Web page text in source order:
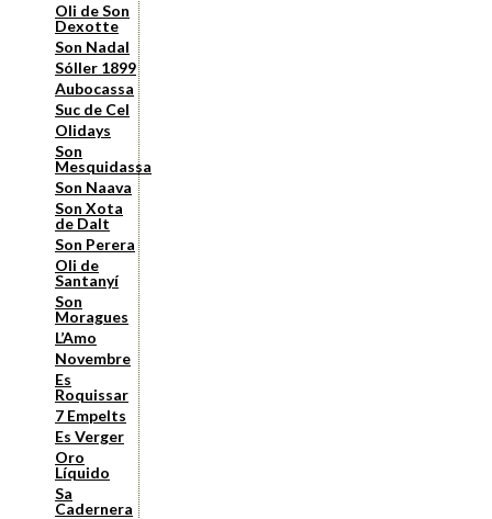
Oli de Son
Dexotte
Son Nadal
Sóller 1899
Aubocassa
Suc de Cel
Olidays
Son
Mesquidassa
Son Naava
Son Xota
de Dalt
Son Perera
Oli de
Santanyí
Son
Moragues
L’Amo
Novembre
Es
Roquissar
7 Empelts
Es Verger
Oro
Líquido
Sa
Cadernera